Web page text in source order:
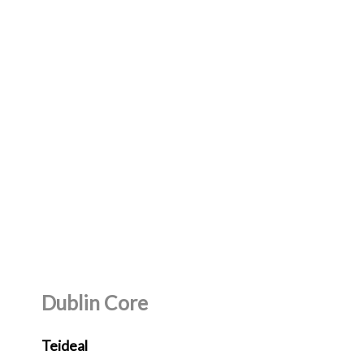
Dublin Core
Teideal